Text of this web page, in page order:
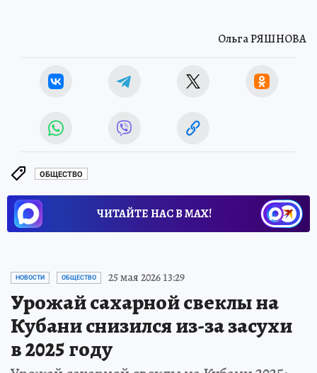
Ольга РЯШНОВА
ОБЩЕСТВО
ЧИТАЙТЕ НАС В МАХ!
НОВОСТИ ОБЩЕСТВО 25 мая 2026 13:29
Урожай сахарной свеклы на
Кубани снизился из-за засухи
в 2025 году